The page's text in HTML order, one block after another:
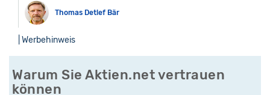
Thomas Detlef Bär
| Werbehinweis
Warum Sie Aktien.net vertrauen
können